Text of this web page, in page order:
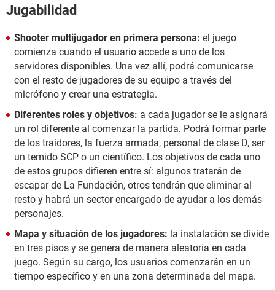
Jugabilidad
Shooter multijugador en primera persona: el juego
comienza cuando el usuario accede a uno de los
servidores disponibles. Una vez allí, podrá comunicarse
con el resto de jugadores de su equipo a través del
micrófono y crear una estrategia.
Diferentes roles y objetivos: a cada jugador se le asignará
un rol diferente al comenzar la partida. Podrá formar parte
de los traidores, la fuerza armada, personal de clase D, ser
un temido SCP o un científico. Los objetivos de cada uno
de estos grupos difieren entre sí: algunos tratarán de
escapar de La Fundación, otros tendrán que eliminar al
resto y habrá un sector encargado de ayudar a los demás
personajes.
Mapa y situación de los jugadores: la instalación se divide
en tres pisos y se genera de manera aleatoria en cada
juego. Según su cargo, los usuarios comenzarán en un
tiempo específico y en una zona determinada del mapa.